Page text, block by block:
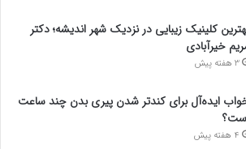
کلینیک زیبایی در نزدیک شهر اندیشه؛ دکتر
خیرآبادی
3 هفته پیش
ایده‌آل برای کندتر شدن پیری بدن چند ساعت
4 هفته پیش